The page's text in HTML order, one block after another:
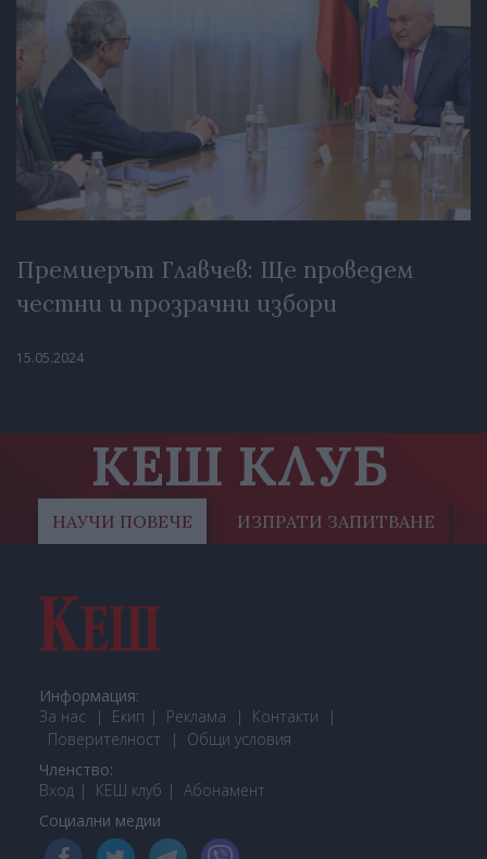
Премиерът Главчев: Ще проведем
честни и прозрачни избори
15.05.2024
КЕШ КЛУБ
НАУЧИ ПОВЕЧЕ ИЗПРАТИ ЗАПИТВАНЕ
Информация:
За нас
Екип Реклама
Контакти
Поверителност
Общи условия
Членство:
Вход
КЕШ клуб Абонамент
Социални медии